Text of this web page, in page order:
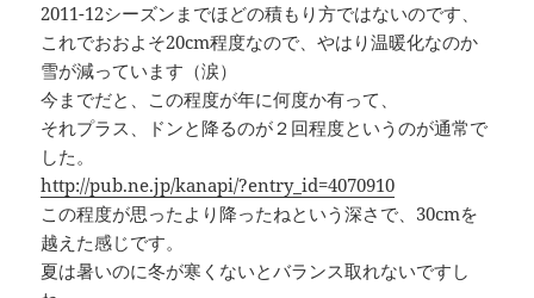
2011-12シーズンまでほどの積もり方ではないのです、
これでおおよそ20cm程度なので、やはり温暖化なのか
雪が減っています（涙）
今までだと、この程度が年に何度か有って、
それプラス、ドンと降るのが２回程度というのが通常で
した。
http://pub.ne.jp/kanapi/?entry_id=4070910
この程度が思ったより降ったねという深さで、30cmを
越えた感じです。
夏は暑いのに冬が寒くないとバランス取れないですし